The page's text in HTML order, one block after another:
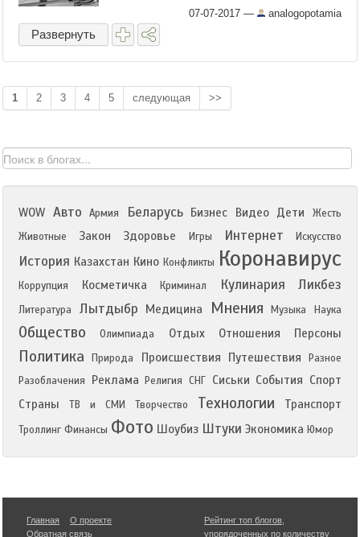
07-07-2017 — analogopotamia
Развернуть
1 2 3 4 5 следующая >>
WOW Авто Армия Беларусь Бизнес Видео Дети
Жесть
Животные
Закон Здоровье Игры Интернет Искусство
История Казахстан Кино Конфликты Коронавирус
Коррупция Косметичка Криминал Кулинария Ликбез
Литература Лытдыбр Медицина Мнения Музыка Наука
Общество Олимпиада Отдых Отношения Персоны
Политика Природа Происшествия Путешествия
Разное
Разоблачения
Реклама Религия СНГ Сиськи События Спорт
Страны
ТВ и СМИ Творчество Технологии Транспорт
Троллинг Финансы Фото Шоубиз Штуки Экономика Юмор
Главная
О проекте
Обратная связь
Рейтинг топ блогов
упорядоченных по количеству